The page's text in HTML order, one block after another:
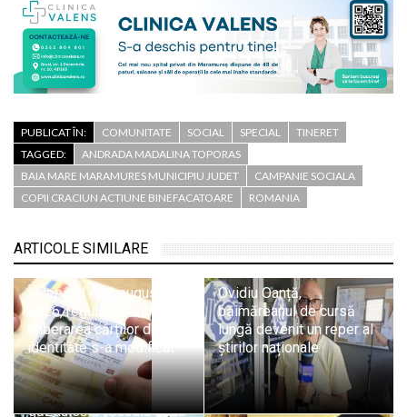
PUBLICAT ÎN: COMUNITATE SOCIAL SPECIAL
TINERET
TAGGED:
ANDRADA MADALINA TOPORAS
BAIA MARE MARAMURES MUNICIPIU JUDET
CAMPANIE SOCIALA
COPII CRACIUN ACTIUNE BINEFACATOARE
ROMANIA
ARTICOLE SIMILARE
Începând cu 1 august
2026, regulile privind
eliberarea cărților de
identitate s-a modificat
Ovidiu Oanță,
băimăreanul de cursă
lungă devenit un reper al
știrilor naționale
Sighetu Marmației
găzduiește „Școala de la